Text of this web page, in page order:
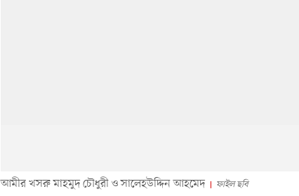
আমীর খসরু মাহমুদ চৌধুরী ও সালেহউদ্দিন আহমেদ ফাইল ছবি